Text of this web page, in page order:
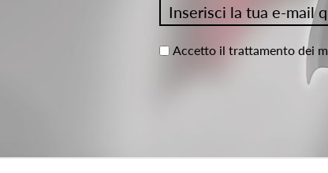
Accetto il trattamento dei